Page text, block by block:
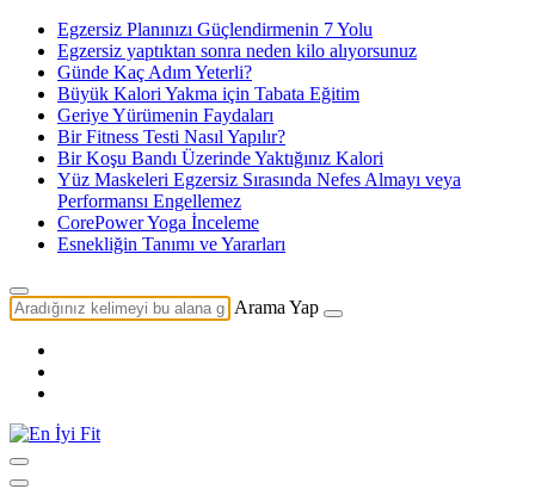
Egzersiz Planınızı Güçlendirmenin 7 Yolu
Egzersiz yaptıktan sonra neden kilo alıyorsunuz
Günde Kaç Adım Yeterli?
Büyük Kalori Yakma için Tabata Eğitim
Geriye Yürümenin Faydaları
Bir Fitness Testi Nasıl Yapılır?
Bir Koşu Bandı Üzerinde Yaktığınız Kalori
Yüz Maskeleri Egzersiz Sırasında Nefes Almayı veya
Performansı Engellemez
CorePower Yoga İnceleme
Esnekliğin Tanımı ve Yararları
Arama Yap